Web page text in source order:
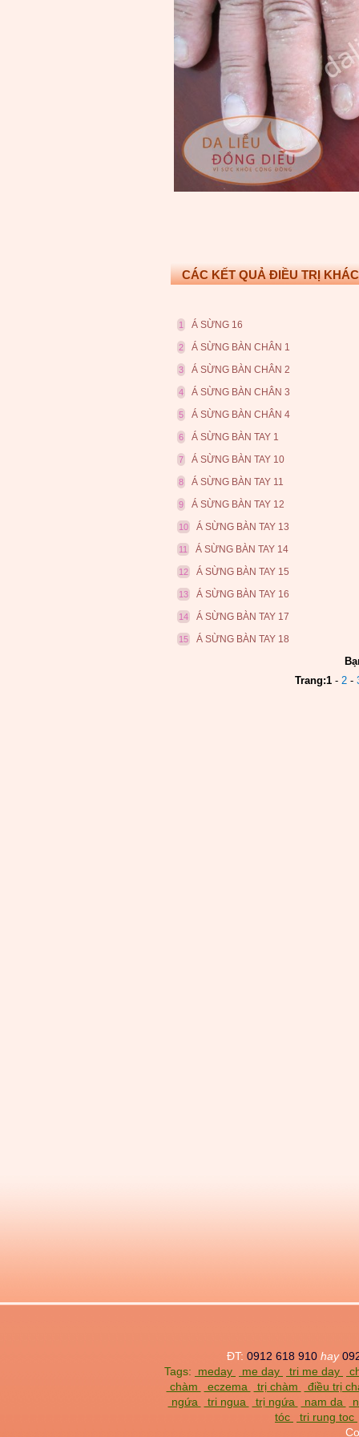
CÁC KẾT QUẢ ĐIỀU TRỊ KHÁC
1 Á SỪNG 16
2 Á SỪNG BÀN CHÂN 1
3 Á SỪNG BÀN CHÂN 2
4 Á SỪNG BÀN CHÂN 3
5 Á SỪNG BÀN CHÂN 4
6 Á SỪNG BÀN TAY 1
7 Á SỪNG BÀN TAY 10
8 Á SỪNG BÀN TAY 11
9 Á SỪNG BÀN TAY 12
10 Á SỪNG BÀN TAY 13
11 Á SỪNG BÀN TAY 14
12 Á SỪNG BÀN TAY 15
13 Á SỪNG BÀN TAY 16
14 Á SỪNG BÀN TAY 17
15 Á SỪNG BÀN TAY 18
Trang:1- 2-
ĐT: 0912 618 910 hay
Tags:
meday me day tri me day
chàm
eczema trị chàm
điều trị
ngứa
tri ngua trị ngứa nam da
tóc
tri rung toc